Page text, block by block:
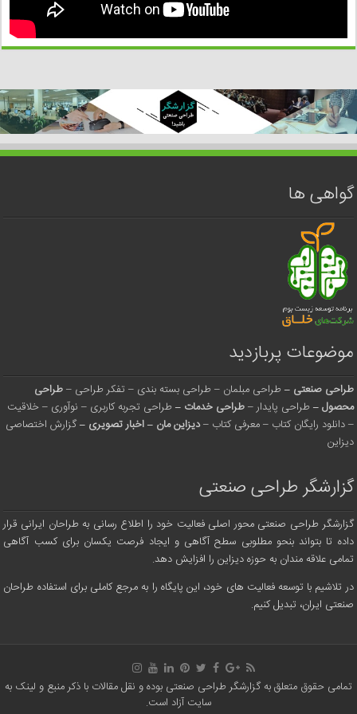
گواهی ها
موضوعات پربازدید
طراحی صنعتی – طراحی مبلمان – طراحی بسته بندی – تفکر طراحی –طراحی
محصول– طراحی پایدار–طراحی خدمات – طراحی تجربه کاربری – نوآوری –خلاقیت
–دانلود رایگان کتاب –معرفی کتاب –دیزاین مان –اخبار تصویری –گزارش اختصاصی
دیزاین
گزارشگر طراحی صنعتی
گزارشگر طراحی صنعتی محور اصلی فعالیت خود را اطلاع رسانی به طراحان ایرانی قرار
داده تا بتواند بنحو مطلوبی سطح آگاهی و ایجاد فرصت یکسان برای کسب آگاهی
تمامی علاقه مندان به حوزه دیزاین را افزایش دهد.
در تلاشیم با توسعه فعالیت های خود، این پایگاه را به مرجع کاملی برای استفاده طراحان
صنعتی ایران، تبدیل کنیم.
تمامی حقوق متعلق به گزارشگر طراحی صنعتی بوده و نقل مقالات با ذکر منبع و لینک به
سایت آزاد است.